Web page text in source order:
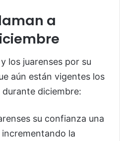
a
los juarenses por su
aún están vigentes los
diciembre:
su confianza una
la